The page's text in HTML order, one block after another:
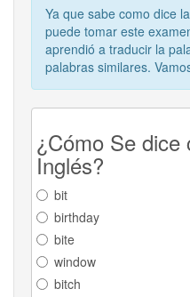
Ya que sabe como dice
puede tomar este
aprendió a traducir la
palabras similares.
¿Cómo Se dice
Inglés?
bit
birthday
bite
window
bitch